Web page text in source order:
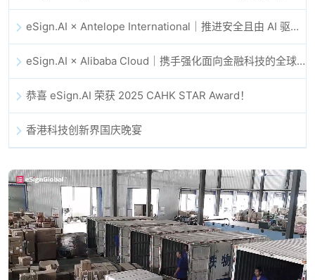
eSign.AI × Antelope International｜推进安全且由 AI 驱动的数字化工作流
eSign.AI × Alibaba Cloud｜携手强化面向金融科技的全球数字信任
恭喜 eSign.AI 荣获 2025 CAHK STAR Award！
香港科技创新界国庆晚宴